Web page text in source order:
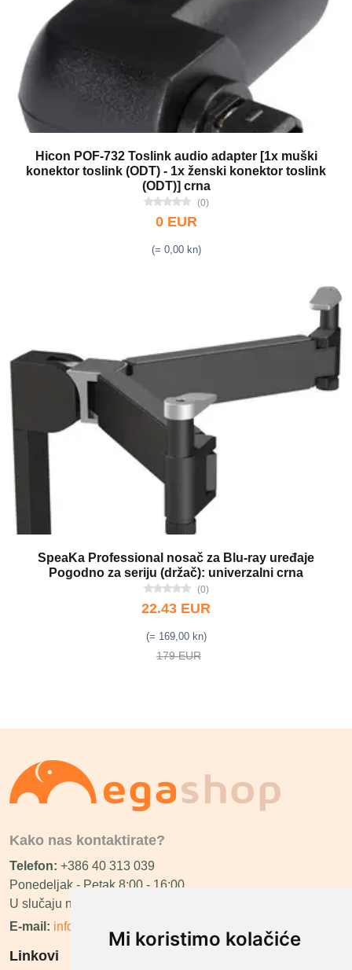
Mi koristimo kolačiće
Hicon POF-732 Toslink audio adapter [1x muški
konektor toslink (ODT) - 1x ženski konektor toslink
(ODT)] crna
(0)
0 EUR
(= 0,00 kn)
SpeaKa Professional nosač za Blu-ray uređaje
Pogodno za seriju (držač): univerzalni crna
(0)
22.43 EUR
(= 169,00 kn)
179 EUR
Kako nas kontaktirate?
Telefon: +386 40 313 039
Ponedeljak - Petak 8:00 - 16:00
U slučaju neraspoloživosti ćemo vas nazvati.
E-mail: info@megashop.hr
Linkovi